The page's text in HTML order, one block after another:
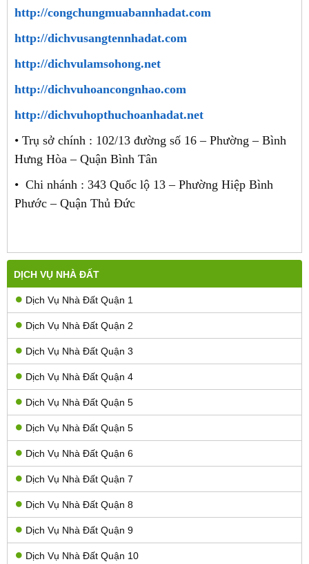
DỊCH VỤ NHÀ ĐẤT
Dịch Vụ Nhà Đất Quận 1
Dịch Vụ Nhà Đất Quận 2
Dịch Vụ Nhà Đất Quận 3
Dịch Vụ Nhà Đất Quận 4
Dịch Vụ Nhà Đất Quận 5
Dịch Vụ Nhà Đất Quận 5
Dịch Vụ Nhà Đất Quận 6
Dịch Vụ Nhà Đất Quận 7
Dịch Vụ Nhà Đất Quận 8
Dịch Vụ Nhà Đất Quận 9
Dịch Vụ Nhà Đất Quận 10
http://congchungmuabannhadat.com
http://dichvusangtennhadat.com
http://dichvulamsohong.net
http://dichvuhoancongnhao.com
http://dichvuhopthuchoanhadat.net
• Trụ sở chính : 102/13 đường số 16 – Phường – Bình
Hưng Hòa – Quận Bình Tân
• Chi nhánh : 343 Quốc lộ 13 – Phường Hiệp Bình
Phước – Quận Thủ Đức